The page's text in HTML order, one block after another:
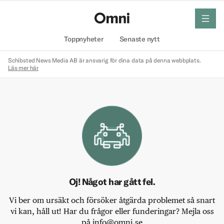
Toppnyheter Senaste nytt
meny
Schibsted News Media AB är ansvarig för dina data på denna webbplats.
Läs mer här
Oj! Något har gått fel.
Vi ber om ursäkt och försöker åtgärda problemet så snart
vi kan, håll ut! Har du frågor eller funderingar? Mejla oss